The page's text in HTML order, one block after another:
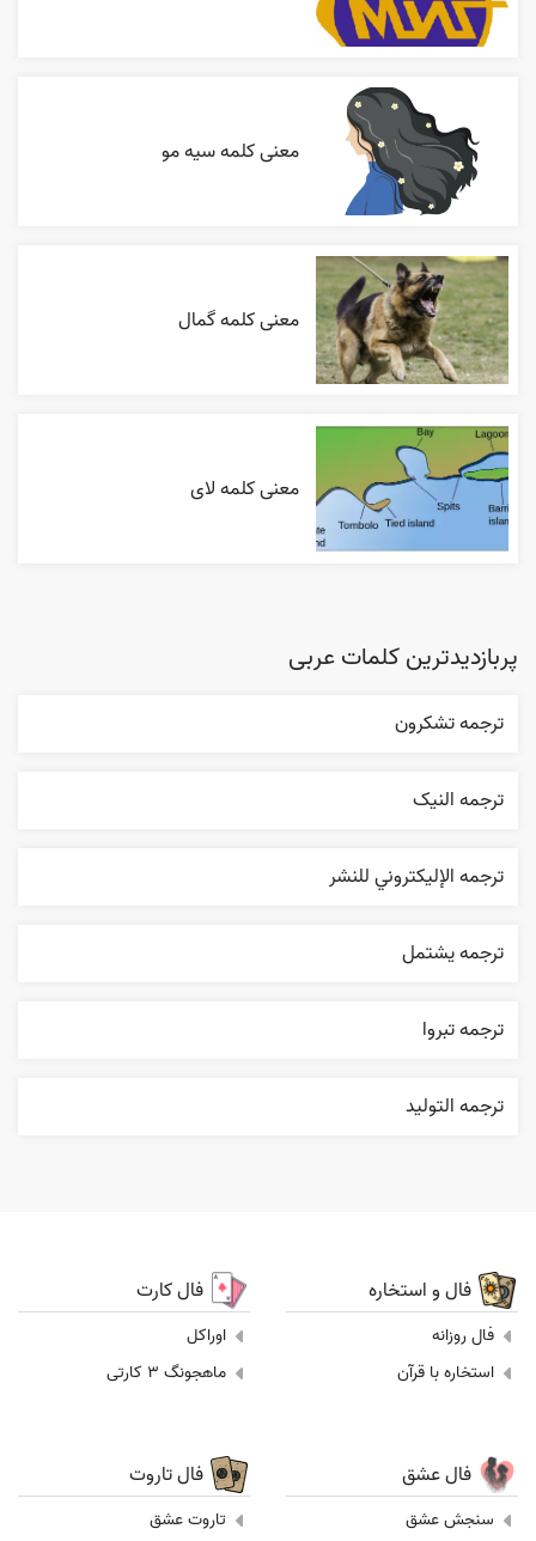
معنی کلمه سیه مو
معنی کلمه گمال
معنی کلمه لای
پربازدیدترین کلمات عربی
ترجمه تشکرون
ترجمه النیک
ترجمه الإليکتروني للنشر
ترجمه يشتمل
ترجمه تبروا
ترجمه التوليد
فال و استخاره
فال روزانه
استخاره با قرآن
فال کارت
اوراکل
ماهجونگ 3 کارتی
فال عشق
سنجش عشق
فال تاروت
تاروت عشق